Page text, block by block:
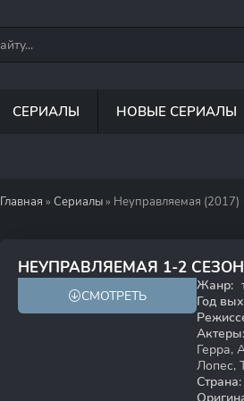
СЕРИАЛЫ НОВЫЕ СЕРИАЛЫ
Главная » Сериалы » Неуправляемая (2017)
НЕУПРАВЛЯЕМАЯ 1-2
70
СМОТРЕТЬ
Жанр:
Год
Актеры:
Герра,
Лопес,
Страна: